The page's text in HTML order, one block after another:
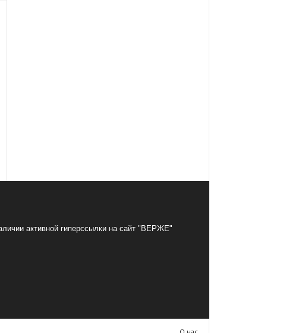
активной гиперссылки на сайт "ВЕРЖЕ"